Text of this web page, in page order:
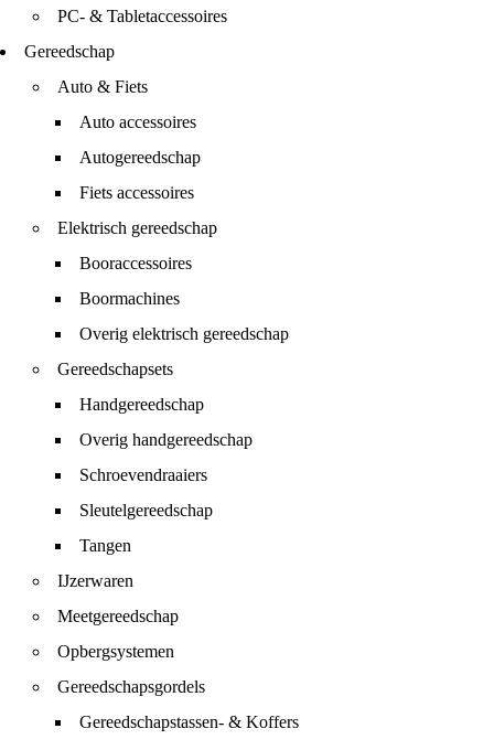
PC- & Tabletaccessoires
Gereedschap
Auto & Fiets
Auto accessoires
Autogereedschap
Fiets accessoires
Elektrisch gereedschap
Booraccessoires
Boormachines
Overig elektrisch gereedschap
Gereedschapsets
Handgereedschap
Overig handgereedschap
Schroevendraaiers
Sleutelgereedschap
Tangen
IJzerwaren
Meetgereedschap
Opbergsystemen
Gereedschapsgordels
Gereedschapstassen- & Koffers